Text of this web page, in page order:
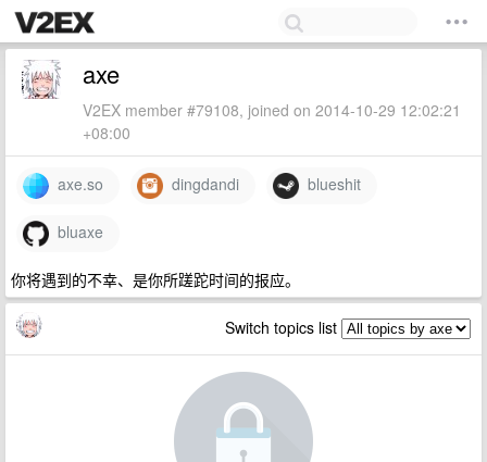
axe
V2EX member #79108, joined on 2014-10-29 12:02:21
+08:00
axe.so dingdandi blueshit
bluaxe
你将遇到的不幸、是你所蹉跎时间的报应。
Switch topics list